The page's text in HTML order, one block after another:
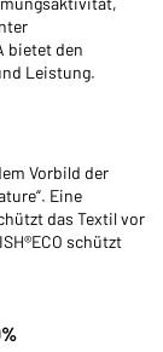
bietet den
Leistung.
Vorbild der
Eine
das Textil vor
schützt